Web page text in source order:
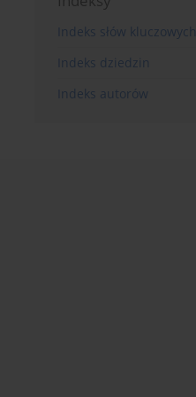
Indeks słów kluczowych
Indeks dziedzin
Indeks autorów